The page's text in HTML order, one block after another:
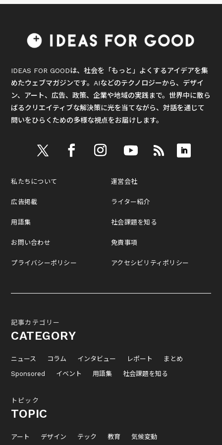
IDEAS FOR GOODは、社会を「もっと」よくするアイデアを集
めたウェブマガジンです。AIなどのテクノロジーから、デザイ
ン、アート、広告、政策、企業や地域の実践まで。世界中に散ら
ばるクリエイティブな解決策に光を当てながら、対話を通じて
問いをひらくための多様な視点をお届けします。
私たちについて
広告掲載
用語集
お問い合わせ
プライバシーポリシー
運営会社
ライター紹介
社会課題を知る
免責事項
アクセシビリティポリシー
記事カテゴリー
CATEGORY
ニュース コラム インタビュー レポート
まとめ
Sponsored
イベント 用語集 社会課題を知る
トピック
TOPIC
アート デザイン テック 教育 気候変動